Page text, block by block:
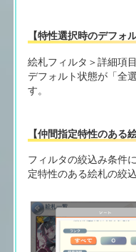
【特性選択時のデフォ
絵札フィルタ＞詳細項
デフォルト状態が「全
す。
【仲間指定特性のある
フィルタの絞込み条件
定特性のある絵札の絞